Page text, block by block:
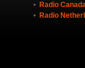
Radio
Radio